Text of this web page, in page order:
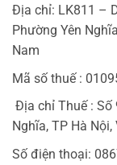
Địa chỉ: LK811 –
Phường Yên
Nam
Mã số thuế :
Địa chỉ Thuế : Số
Nghĩa, TP Hà Nội,
Số điện thoại: